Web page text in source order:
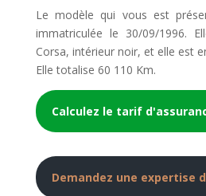
Le modèle qui vous est
immatriculée le 30/09/1996.
Corsa, intérieur noir, et elle est
Elle totalise 60 110 Km.
Calculez le tarif
Demandez une expertise